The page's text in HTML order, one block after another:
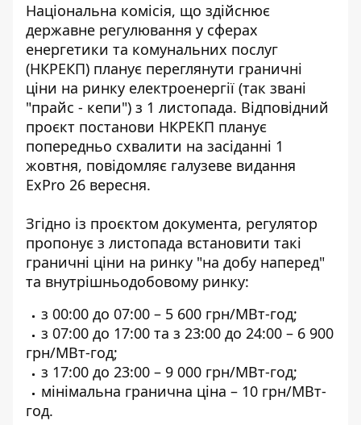
Національна комісія, що здійснює
державне регулювання у сферах
енергетики та комунальних послуг
(НКРЕКП) планує переглянути граничні
ціни на ринку електроенергії (так звані
"прайс - кепи") з 1 листопада. Відповідний
проєкт постанови НКРЕКП планує
попередньо схвалити на засіданні 1
жовтня, повідомляє галузеве видання
ExPro 26 вересня.
Згідно із проєктом документа, регулятор
пропонує з листопада встановити такі
граничні ціни на ринку "на добу наперед"
та внутрішньодобовому ринку:
з 00:00 до 07:00 – 5 600 грн/МВт-год;
з 07:00 до 17:00 та з 23:00 до 24:00 – 6 900
грн/МВт-год;
з 17:00 до 23:00 – 9 000 грн/МВт-год;
мінімальна гранична ціна – 10 грн/МВт-
год.